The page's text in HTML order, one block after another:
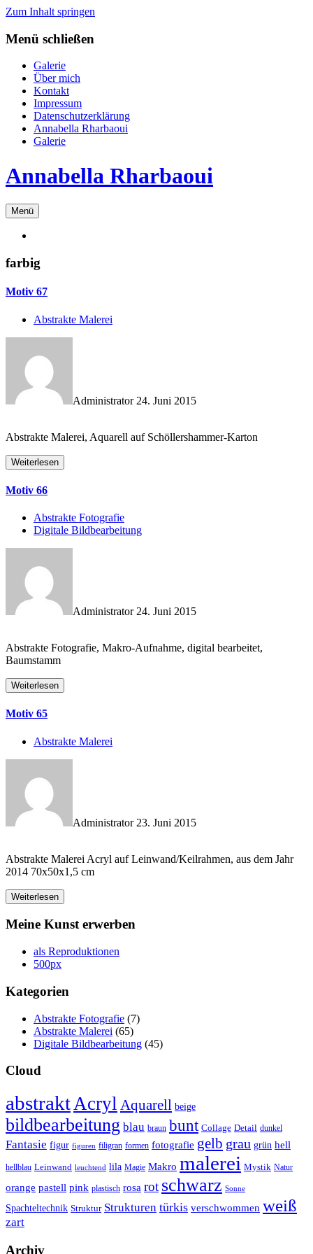
Zum Inhalt springen
Menü schließen
Galerie
Über mich
Kontakt
Impressum
Datenschutzerklärung
Annabella Rharbaoui
Galerie
Annabella Rharbaoui
Menü
farbig
Motiv 67
Abstrakte Malerei
Administrator 24. Juni 2015
Abstrakte Malerei, Aquarell auf Schöllershammer-Karton
Weiterlesen
Motiv 66
Abstrakte Fotografie
Digitale Bildbearbeitung
Administrator 24. Juni 2015
Abstrakte Fotografie, Makro-Aufnahme, digital bearbeitet,
Baumstamm
Weiterlesen
Motiv 65
Abstrakte Malerei
Administrator 23. Juni 2015
Abstrakte Malerei Acryl auf Leinwand/Keilrahmen, aus dem Jahr
2014 70x50x1,5 cm
Weiterlesen
Meine Kunst erwerben
als Reproduktionen
500px
Kategorien
Abstrakte Fotografie (7)
Abstrakte Malerei (65)
Digitale Bildbearbeitung (45)
Cloud
abstrakt Acryl Aquarell beige
bildbearbeitung blau braun bunt Collage Detail dunkel
Fantasie figur figuren filigran formen fotografie gelb grau grün hell
hellblau Leinwand leuchtend lila Magie Makro malerei Mystik Natur
orange pastell pink plastisch rosa rot schwarz Sonne
Spachteltechnik Struktur Strukturen türkis verschwommen weiß
zart
Archiv